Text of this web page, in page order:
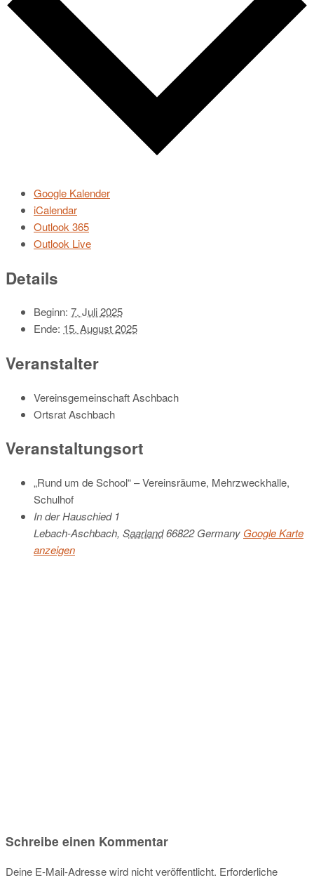
Google Kalender
iCalendar
Outlook 365
Outlook Live
Details
Beginn: 7. Juli 2025
Ende: 15. August 2025
Veranstalter
Vereinsgemeinschaft Aschbach
Ortsrat Aschbach
Veranstaltungsort
„Rund um de School“ – Vereinsräume, Mehrzweckhalle,
Schulhof
In der Hauschied 1
Lebach-Aschbach, Saarland66822 Germany Google Karte
anzeigen
Schreibe einen Kommentar
Deine E-Mail-Adresse wird nicht veröffentlicht. Erforderliche